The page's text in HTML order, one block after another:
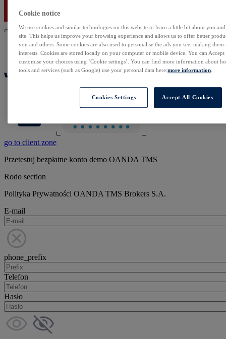
go to client zone
Przetestuj bezpłatne konto demo OANDA TMS
Rodo section
Polityka Prywatności OANDA TMS Brokers S.A.
E-mail
phone_prefix
Telefon
Hasło
Cookie notice
We use cookies and similar technologies on this website to learn a little bit about you
site. This helps us improve your browsing experience and allows us to offer better
you and others. Some cookies are also used to personalise the ads you see, making
interests. Cookies are stored locally on your computer or mobile device. You can
customise your choices using ‘Cookie settings’. You can find more information about
tools and services (such as Google) use your personal data here:more information
Cookies Settings Accept All Cookies